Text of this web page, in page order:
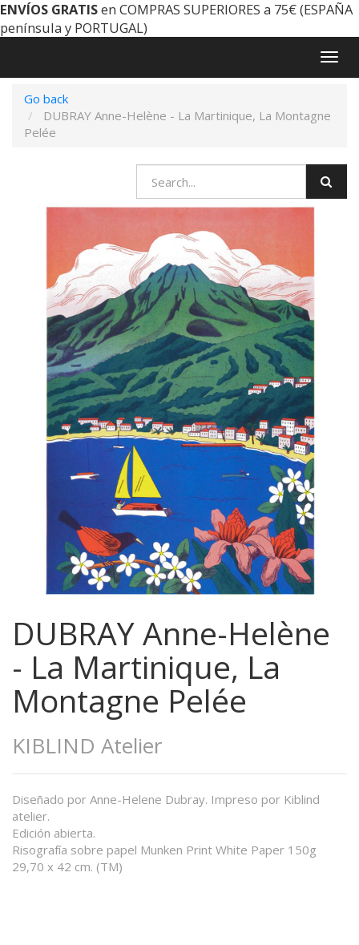
ENVÍOS GRATISen COMPRAS SUPERIORES a 75€ (ESPAÑA
península y PORTUGAL)
Go back
DUBRAY Anne-Helène - La Martinique, La Montagne
Pelée
DUBRAY Anne-Helène
- La Martinique, La
Montagne Pelée
KIBLIND Atelier
Diseñado por Anne-Helene Dubray. Impreso por Kiblind
atelier.
Edición abierta.
Risografía sobre papel Munken Print White Paper 150g
29,70 x 42 cm. (TM)